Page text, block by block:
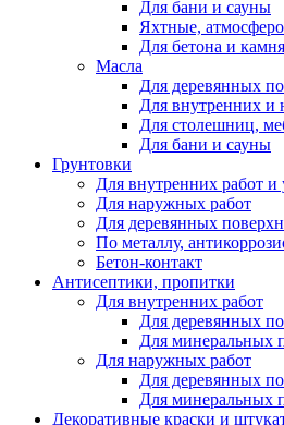
Для бани и сауны
Яхтные,
Для бетона и камня
Масла
Для деревянных
Для внутренних и
Для столешниц,
Для бани и сауны
Грунтовки
Для внутренних работ и
Для наружных работ
Для деревянных
По металлу,
Бетон-контакт
Антисептики, пропитки
Для внутренних работ
Для деревянных
Для минеральных
Для наружных работ
Для деревянных
Для минеральных
Декоративные краски и